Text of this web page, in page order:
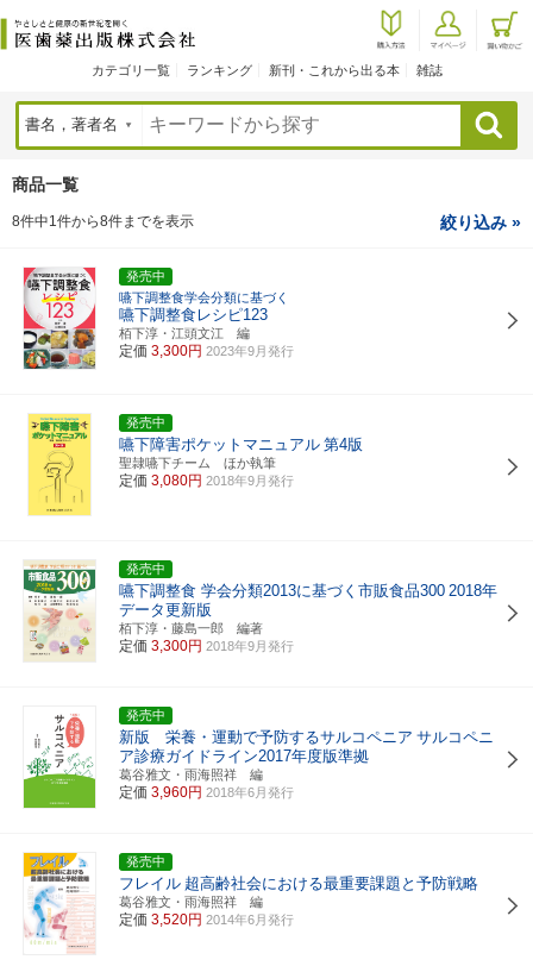
カテゴリ一覧 ランキング 新刊・これから出る本 雑誌
検索
商品一覧
8件中1件から8件までを表示 絞り込み »
発売中
嚥下調整食学会分類に基づく
嚥下調整食レシピ123
栢下淳・江頭文江 編
定価 3,300円 2023年9月発行
発売中
嚥下障害ポケットマニュアル 第4版
聖隷嚥下チーム ほか執筆
定価 3,080円 2018年9月発行
発売中
嚥下調整食 学会分類2013に基づく市販食品300 2018年
データ更新版
栢下淳・藤島一郎 編著
定価 3,300円 2018年9月発行
発売中
新版 栄養・運動で予防するサルコペニア サルコペニ
ア診療ガイドライン2017年度版準拠
葛谷雅文・雨海照祥 編
定価 3,960円 2018年6月発行
発売中
フレイル 超高齢社会における最重要課題と予防戦略
葛谷雅文・雨海照祥 編
定価 3,520円 2014年6月発行